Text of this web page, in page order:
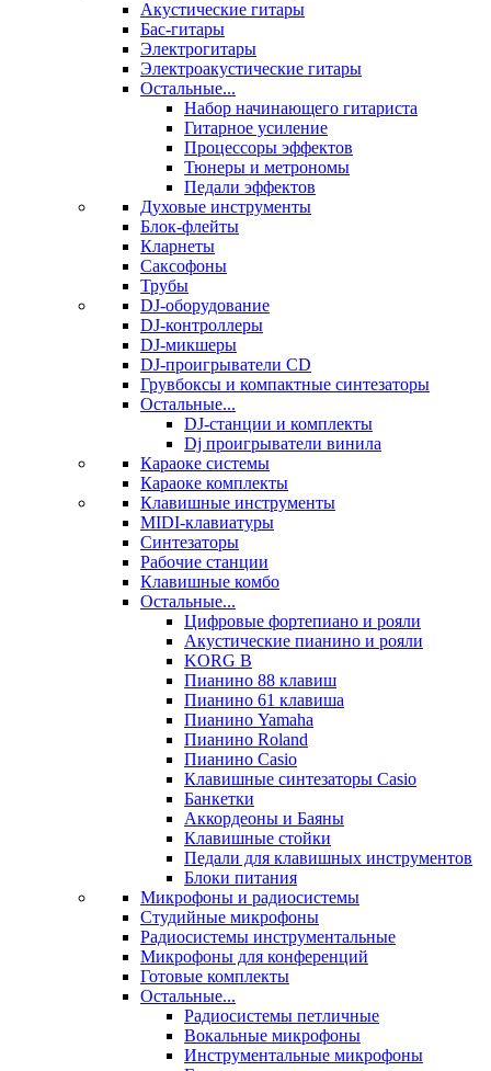
Акустические гитары
Бас-гитары
Электрогитары
Электроакустические гитары
Остальные...
Набор начинающего гитариста
Гитарное усиление
Процессоры эффектов
Тюнеры и метрономы
Педали эффектов
Духовые инструменты
Блок-флейты
Кларнеты
Саксофоны
Трубы
DJ-оборудование
DJ-контроллеры
DJ-микшеры
DJ-проигрыватели CD
Грувбоксы и компактные синтезаторы
Остальные...
DJ-станции и комплекты
Dj проигрыватели винила
Караоке системы
Караоке комплекты
Клавишные инструменты
MIDI-клавиатуры
Синтезаторы
Рабочие станции
Клавишные комбо
Остальные...
Цифровые фортепиано и рояли
Акустические пианино и рояли
KORG B
Пианино 88 клавиш
Пианино 61 клавиша
Пианино Yamaha
Пианино Roland
Пианино Casio
Клавишные синтезаторы Casio
Банкетки
Аккордеоны и Баяны
Клавишные стойки
Педали для клавишных инструментов
Блоки питания
Микрофоны и радиосистемы
Студийные микрофоны
Радиосистемы инструментальные
Микрофоны для конференций
Готовые комплекты
Остальные...
Радиосистемы петличные
Вокальные микрофоны
Инструментальные микрофоны